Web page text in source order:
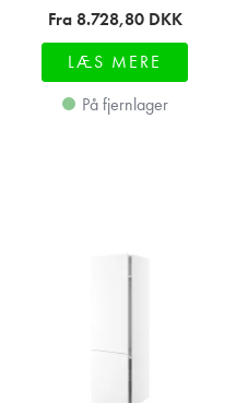
Fra 8.728,80 DKK
LÆS MERE
På fjernlager